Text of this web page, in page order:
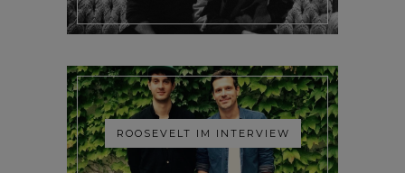
ROOSEVELT IM INTERVIEW